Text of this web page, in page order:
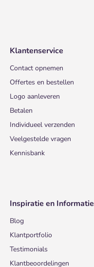
Klantenservice
Contact opnemen
Offertes en bestellen
Logo aanleveren
Betalen
Individueel verzenden
Veelgestelde vragen
Kennisbank
Inspiratie en Informatie
Blog
Klantportfolio
Testimonials
Klantbeoordelingen